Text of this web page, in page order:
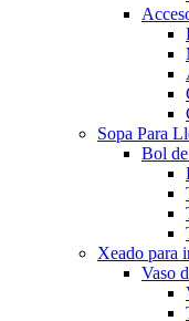
Sopa Para
Bol de
Xeado para
Vaso